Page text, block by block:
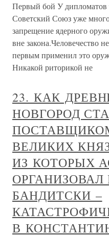
Первый бой У
Советский Союз уже много
запрещение ядерного
вне закона.Человечество
первым применил это
Никакой риторикой не
23. КАК
НОВГОРОД
ВЕЛИКИХ
ИЗ КОТОРЫХ
БАНДИТСКИ –
В